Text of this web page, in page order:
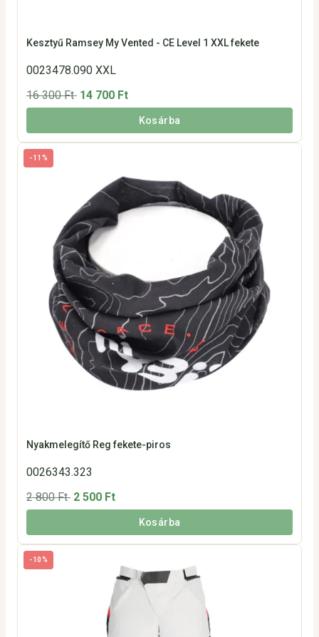
Kesztyű Ramsey My Vented - CE Level 1 XXL fekete
0023478.090 XXL
16 300 Ft 14 700 Ft
Kosárba
-11%
Nyakmelegítő Reg fekete-piros
0026343.323
2 800 Ft 2 500 Ft
Kosárba
-10%